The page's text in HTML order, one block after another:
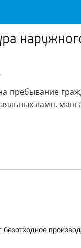
пребывание
ламп,